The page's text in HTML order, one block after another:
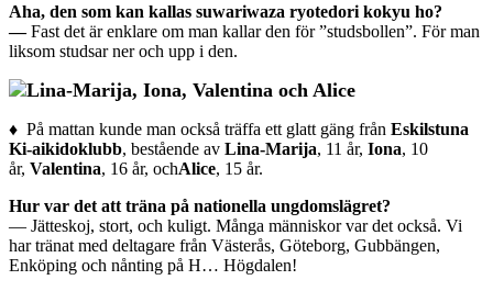
Aha, den som kan kallas suwariwaza ryotedori kokyu ho?
—Fast det är enklare om man kallar den för ”studsbollen”. För man
liksom studsar ner och upp i den.
♦ På mattan kunde man också träffa ett glatt gäng från Eskilstuna
Ki-aikidoklubb, bestående av Lina-Marija, 11 år, Iona, 10
år, Valentina, 16 år, ochAlice, 15 år.
Hur var det att träna på nationella ungdomslägret?
— Jätteskoj, stort, och kuligt. Många människor var det också. Vi
har tränat med deltagare från Västerås, Göteborg, Gubbängen,
Enköping och nånting på H… Högdalen!